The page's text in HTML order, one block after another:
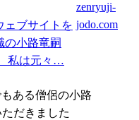
ェブサイトを
の小路竜嗣
私は元々…
zenryuji-
jodo.com
もある僧侶の小路
だきました